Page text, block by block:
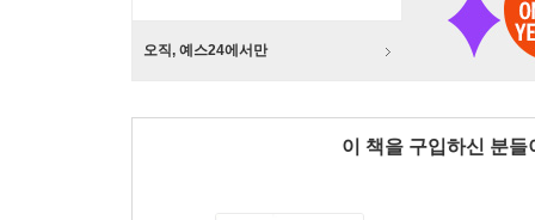
오직, 예스24에서만
이 책을 구입하신 분